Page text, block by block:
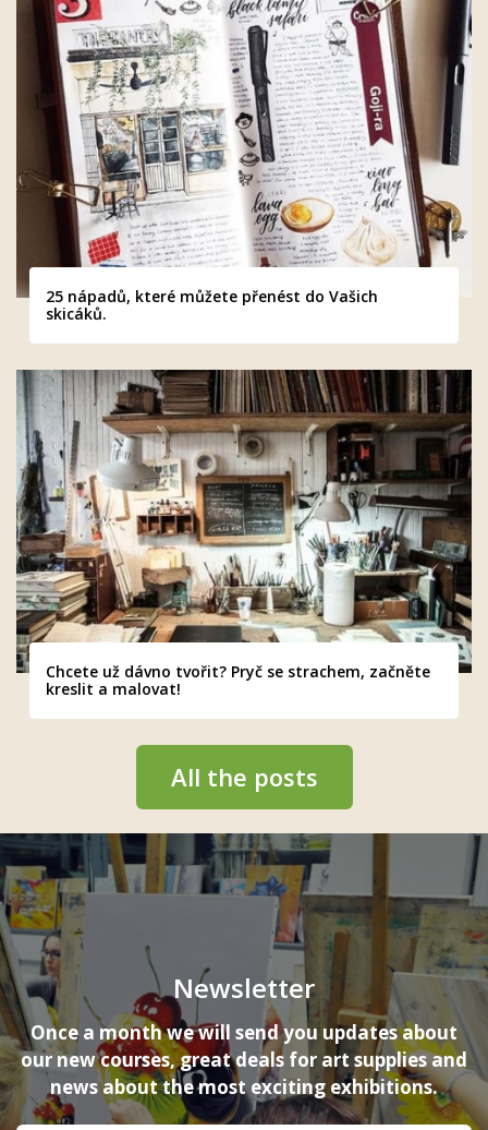
25 nápadů, které můžete přenést do Vašich
skicáků.
Chcete už dávno tvořit? Pryč se strachem, začněte
kreslit a malovat!
All the posts
Newsletter
Once a month we will send you updates about
our new courses, great deals for art supplies and
news about the most exciting exhibitions.